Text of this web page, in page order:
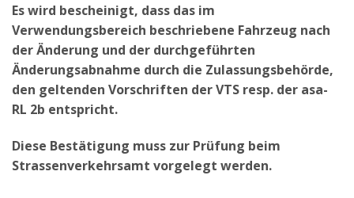
Es wird bescheinigt, dass das im
Verwendungsbereich beschriebene Fahrzeug nach
der Änderung und der durchgeführten
Änderungsabnahme durch die Zulassungsbehörde,
den geltenden Vorschriften der VTS resp. der asa-
RL 2b entspricht.
Diese Bestätigung muss zur Prüfung beim
Strassenverkehrsamt vorgelegt werden.